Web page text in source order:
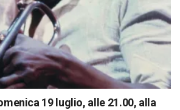
19 luglio, alle 21.00, alla